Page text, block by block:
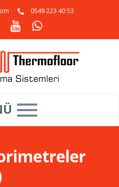
0549 223 40 53